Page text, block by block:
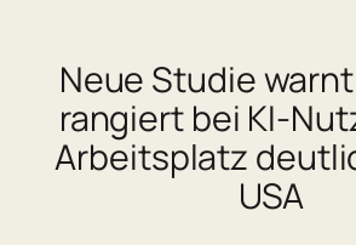
Neue Studie
rangiert bei KI-
Arbeitsplatz
USA